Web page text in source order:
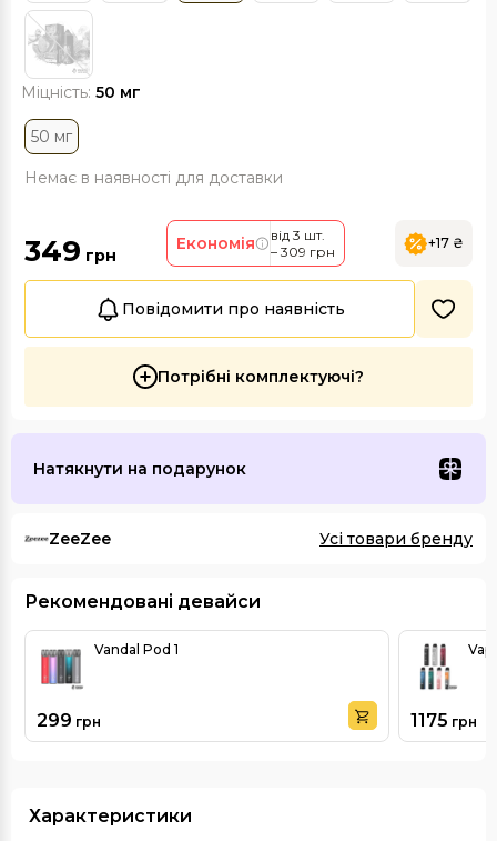
Міцність: 50 мг
50 мг
Немає в наявності для доставки
349 грн
Економія
від 3 шт.
– 309 грн
+17 ₴
Повідомити про наявність
Потрібні комплектуючі?
Натякнути на подарунок
ZeeZee Усі товари бренду
Рекомендовані девайси
Vandal Pod 1
299 грн 1175 грн
Характеристики